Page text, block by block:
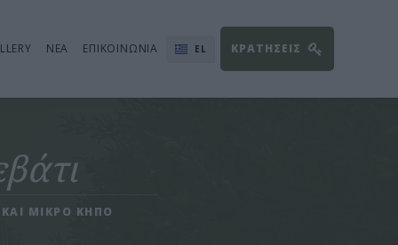
ΝΕΑ ΕΠΙΚΟΙΝΩΝΙΑ EL ΚΡΑΤΗΣΕΙΣ
ΜΙΚΡΟ ΚΗΠΟ